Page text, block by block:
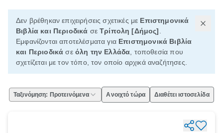
Δεν βρέθηκαν επιχειρήσεις σχετικές με Επιστημονικά
Βιβλία και Περιοδικά σεΤρίπολη [Δήμος]
Εμφανίζονται αποτελέσματα για Επιστημονικά Βιβλία
και Περιοδικά σε όλη την Ελλάδα , τοποθεσία που
σχετίζεται με τον τόπο, τον οποίο αρχικά αναζήτησες.
Ταξινόμηση: Προτεινόμενα Ανοιχτό τώρα Διαθέτει ιστοσελίδα